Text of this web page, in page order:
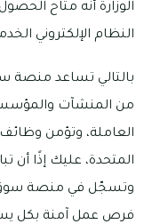
الوزارة أنه متاح
النظام الإلكتروني
بالتالي تساعد منصة
من المنشآت
العاملة، وتؤمن وظائف
المتحدة، عليك إذًا أن
وتسجّل في منصة سوق
فرص عمل آمنة بكل